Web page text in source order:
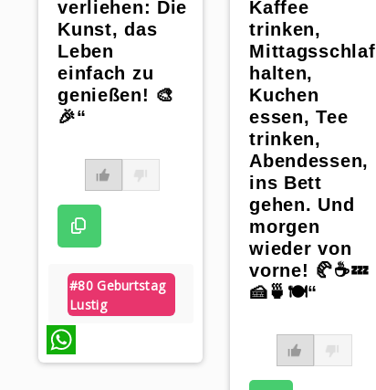
verliehen: Die
Kunst, das
Leben
einfach zu
genießen! 🎨
🎉“
#80 Geburtstag
Lustig
Kaffee
trinken,
Mittagsschlaf
halten,
Kuchen
essen, Tee
trinken,
Abendessen,
ins Bett
gehen. Und
morgen
wieder von
vorne! 🥐☕💤
🍰🍵🍽️“